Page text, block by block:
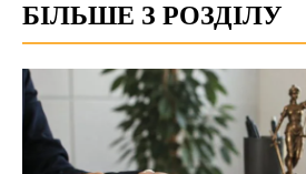
БІЛЬШЕ З РОЗДІЛУ